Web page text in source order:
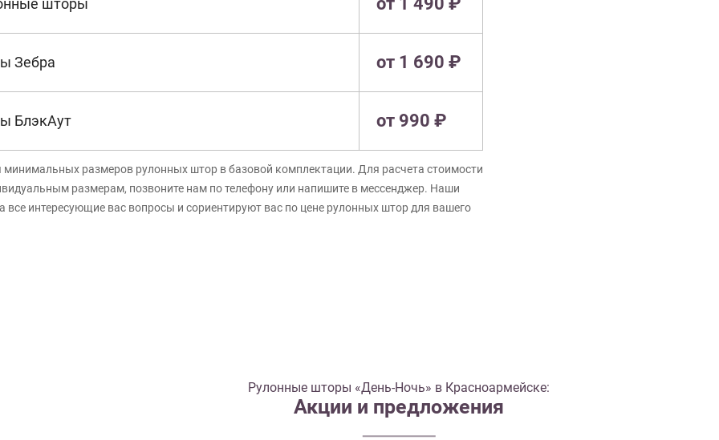
шторы
Зебра от 1 690 ₽
БлэкАут от 990 ₽
минимальных размеров рулонных штор в базовой комплектации. Для расчета стоимости
размерам, позвоните нам по телефону или напишите в мессенджер. Наши
все интересующие вас вопросы и сориентируют вас по цене рулонных штор для вашего
Рулонные шторы «День-Ночь» в Красноармейске:
Акции и предложения